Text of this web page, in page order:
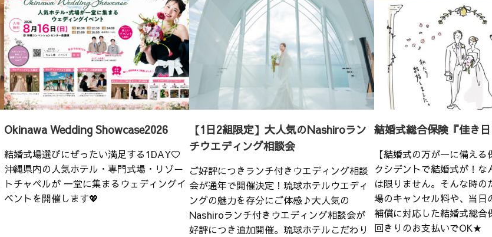
Okinawa Wedding Showcase2026
結婚式場選びにぜったい満足する1DAY♡
沖縄県内の人気ホテル・専門式場・リゾー
トチャペルが 一堂に集まるウェディングイ
ベントを開催します💖
【1日2組限定】大人気のNashiroラン
チウエディング相談会
ご好評につきランチ付きウエディング相談
会が通年で開催決定！琉球ホテルウエディ
ングの魅力を存分にご体感♪大人気の
Nashiroランチ付きウエディング相談会が
好評につき追加開催。琉球ホテルこだわり
結婚式総合保険『佳き
【結婚式の万が一に備え
クシデントで結婚式が！な
は限りません。そんな時の
場のキャンセル料や、当日
補償に対応した結婚式総
回きりのお支払いでOK★